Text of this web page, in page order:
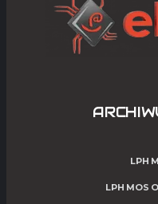
LPH
LPH MOS